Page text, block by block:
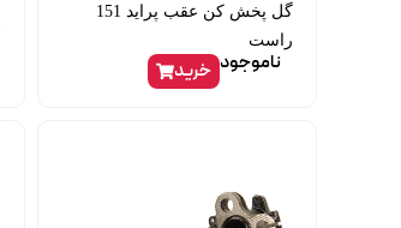
گل پخش کن عقب پراید 151
راست
ناموجود خرید